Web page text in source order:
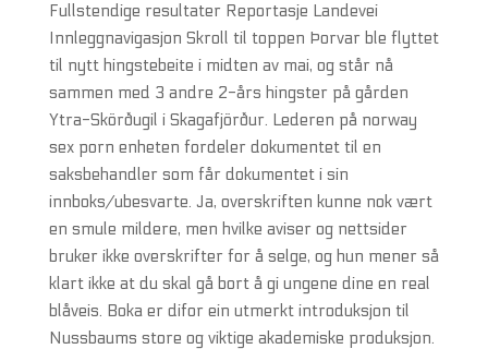
Fullstendige resultater Reportasje Landevei
Innleggnavigasjon Skroll til toppen Þorvar ble flyttet
til nytt hingstebeite i midten av mai, og står nå
sammen med 3 andre 2-års hingster på gården
Ytra-Skörðugil i Skagafjörður. Lederen på norway
sex porn enheten fordeler dokumentet til en
saksbehandler som får dokumentet i sin
innboks/ubesvarte. Ja, overskriften kunne nok vært
en smule mildere, men hvilke aviser og nettsider
bruker ikke overskrifter for å selge, og hun mener så
klart ikke at du skal gå bort å gi ungene dine en real
blåveis. Boka er difor ein utmerkt introduksjon til
Nussbaums store og viktige akademiske produksjon.